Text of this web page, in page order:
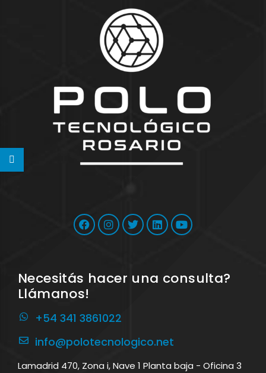
Necesitás hacer una consulta?
Llámanos!
+54 341 3861022
info@polotecnologico.net
Lamadrid 470, Zona i, Nave 1 Planta baja - Oficina 3